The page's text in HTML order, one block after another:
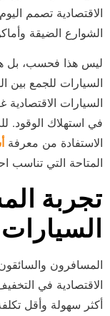
الاقتصادية تصمم
الشوارع الضيقة
ليس هذا فحسب، بل
السيارات للجمع بين
السيارات
في استهلاك الوقود.
الاستفادة من معرفة
المتاحة التي تناسب
تجربة
السيارات
المسافرون
الاقتصادية في
أكثر سهولة وأقل